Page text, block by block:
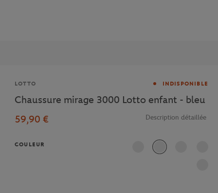
Marque
LOTTO INDISPONIBLE
Chaussure mirage 3000 Lotto enfant - bleu
59,90 €
Description détaillée
COULEUR